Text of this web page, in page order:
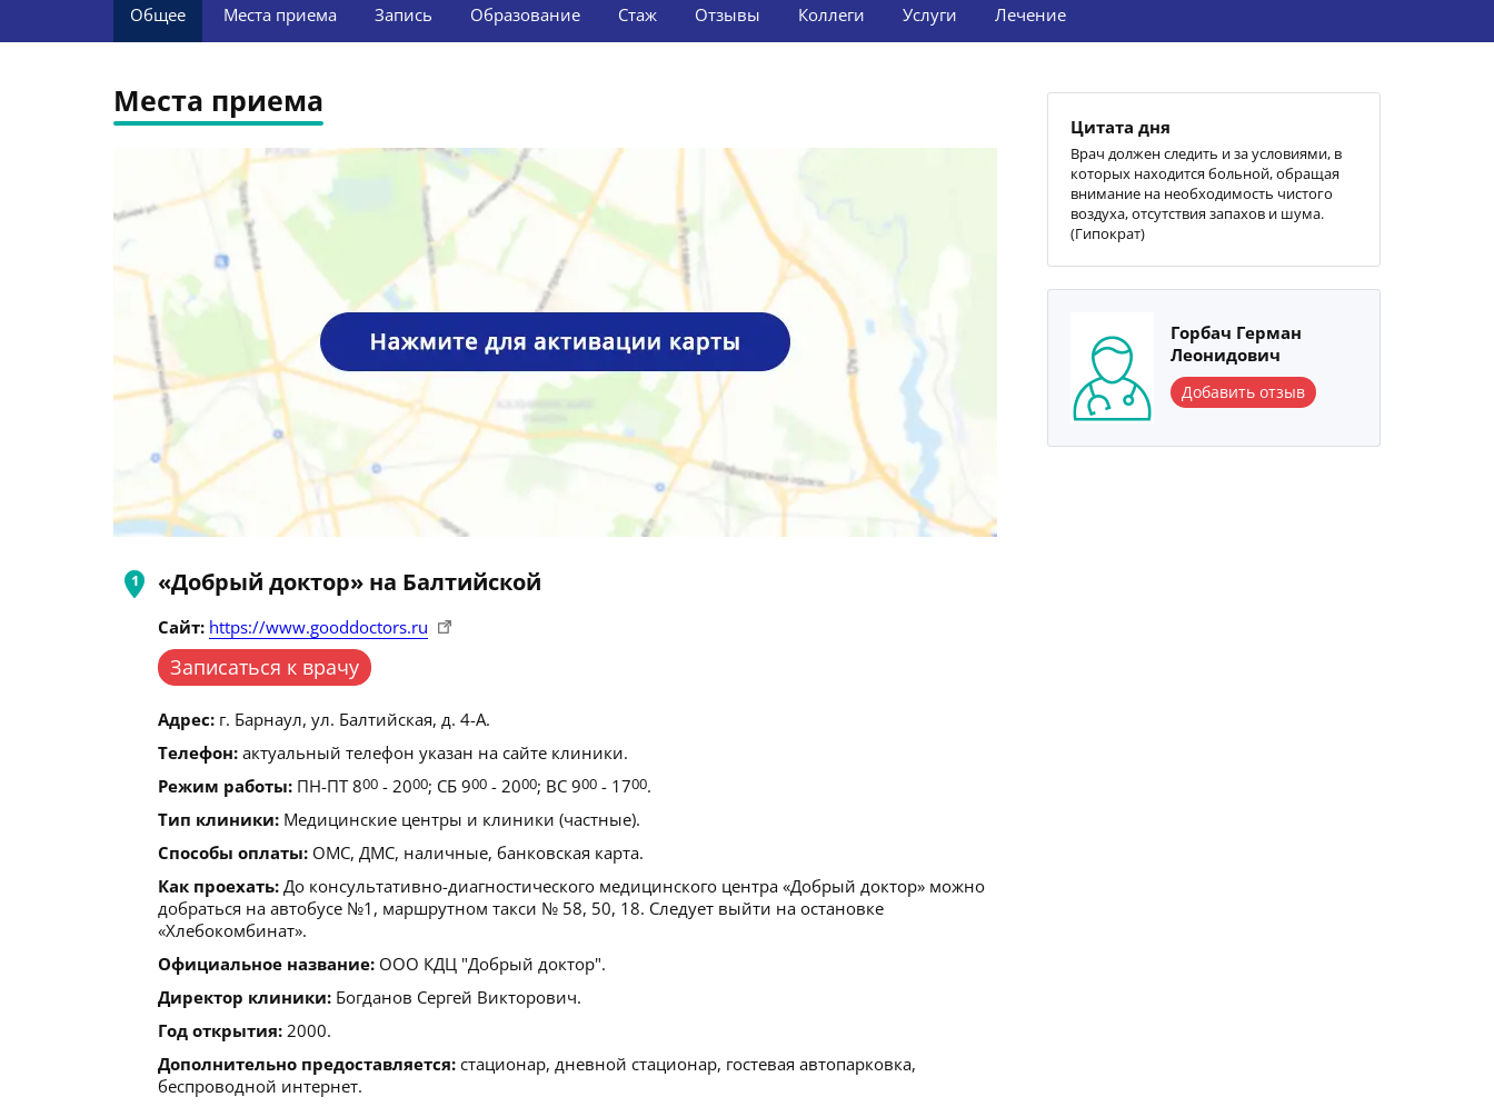
Общее Места приема Запись Образование Стаж Отзывы Коллеги Услуги Лечение
Места приема
«Добрый доктор» на Балтийской
Сайт: https://www.gooddoctors.ru
Записаться к врачу
Адрес: г. Барнаул, ул. Балтийская, д. 4-А.
Телефон: актуальный телефон указан на сайте клиники.
Режим работы: ПН-ПТ 800 - 2000; СБ 900 - 2000; ВС 900 - 1700.
Тип клиники: Медицинские центры и клиники (частные).
Способы оплаты: ОМС, ДМС, наличные, банковская карта.
Как проехать: До консультативно-диагностического медицинского центра «Добрый доктор» можно
добраться на автобусе №1, маршрутном такси № 58, 50, 18. Следует выйти на остановке
«Хлебокомбинат».
Официальное название: ООО КДЦ "Добрый доктор".
Директор клиники: Богданов Сергей Викторович.
Год открытия: 2000.
Дополнительно предоставляется: стационар, дневной стационар, гостевая автопарковка,
беспроводной интернет.
Цитата дня
Врач должен следить и за условиями, в
которых находится больной, обращая
внимание на необходимость чистого
воздуха, отсутствия запахов и шума.
(Гипократ)
Горбач Герман
Леонидович
Добавить отзыв